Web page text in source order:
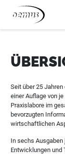
Zum Inhalt
Seit über 25
einer Auflage von
Praxislabore im
bevorzugten
wirtschaftlichen
In sechs
Entwicklungen und